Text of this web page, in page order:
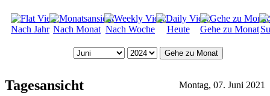
Nach Jahr Nach Monat Nach Woche Heute Gehe zu Monat
Gehe zu Monat
Tagesansicht Montag, 07. Juni 2021